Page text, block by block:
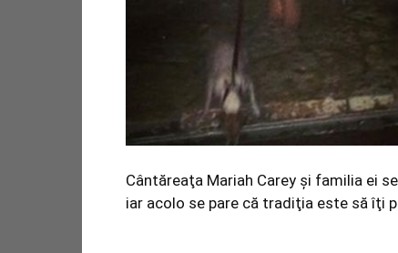
Cântăreaţa Mariah Carey şi familia ei
iar acolo se pare că tradiţia este să îţi